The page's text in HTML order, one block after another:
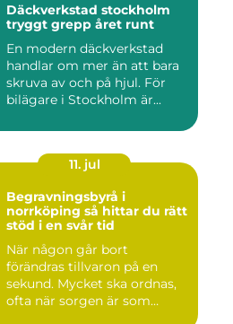
Däckverkstad stockholm
tryggt grepp året runt
En modern däckverkstad
handlar om mer än att bara
skruva av och på hjul. För
bilägare i Stockholm är...
11. jul
Begravningsbyrå i
norrköping så hittar du rätt
stöd i en svår tid
När någon går bort
förändras tillvaron på en
sekund. Mycket ska ordnas,
ofta när sorgen är som